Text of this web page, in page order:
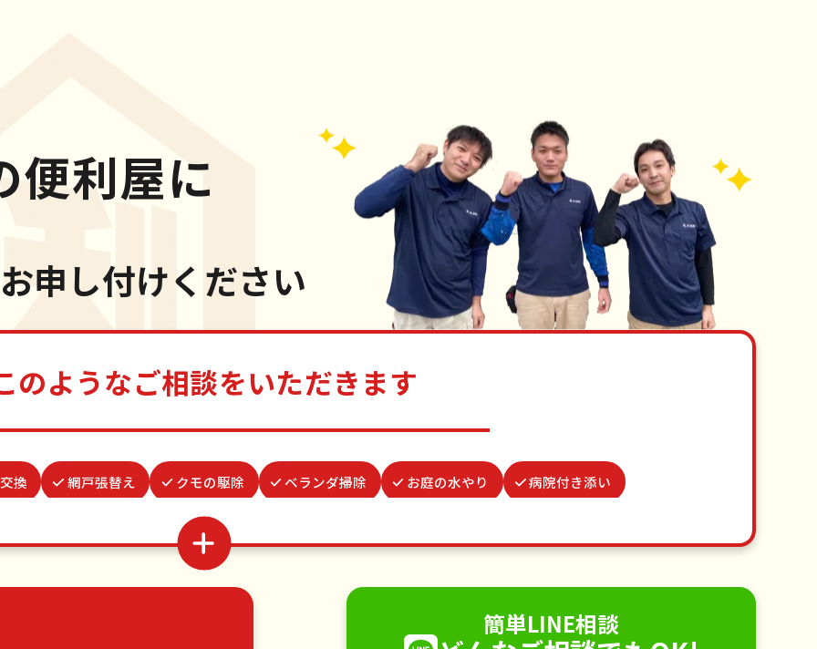
便利屋に
お申し付けください
のようなご相談をいただきます
換 網戸張替え クモの駆除 ベランダ掃除 お庭の水やり 病院付き添い
物置解体
場所取り代行
植木の剪定 植木の伐採
簡単LINE相談